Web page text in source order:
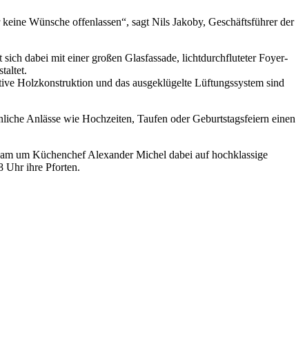
Wünsche offenlassen“, sagt Nils Jakoby, Geschäftsführer der
dabei mit einer großen Glasfassade, lichtdurchfluteter Foyer-
Holzkonstruktion und das ausgeklügelte Lüftungssystem sind
Anlässe wie Hochzeiten, Taufen oder Geburtstagsfeiern einen
um Küchenchef Alexander Michel dabei auf hochklassige
Uhr ihre Pforten.